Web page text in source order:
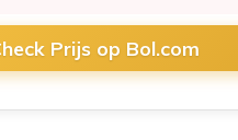
Prijs op Bol.com